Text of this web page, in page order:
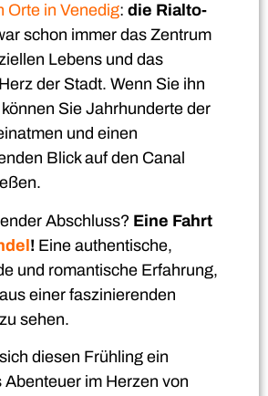
Orte in Venedig: die Rialto-
schon immer das Zentrum
Lebens und das
der Stadt. Wenn Sie ihn
Sie Jahrhunderte der
und einen
Blick auf den Canal
Abschluss? Eine Fahrt
! Eine authentische,
und romantische Erfahrung,
einer faszinierenden
sehen.
diesen Frühling ein
im Herzen von